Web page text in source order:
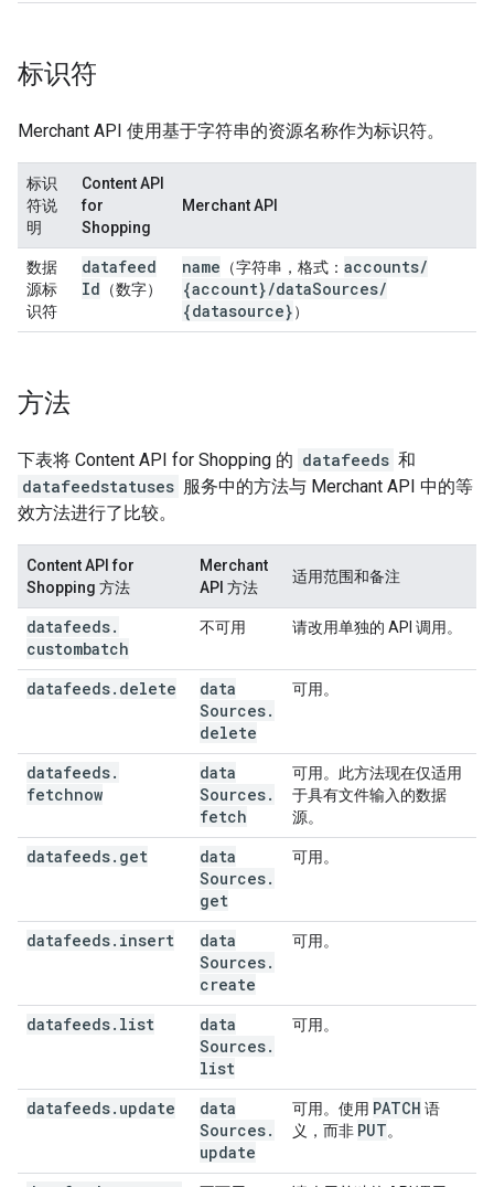
标识符
Merchant API 使用基于字符串的资源名称作为标识符。
标识
符说
明
Content API
for
Shopping
Merchant API
数据
源标
识符
datafeed
Id （数字）
name （字符串，格式： accounts/
{account}/dataSources/
{datasource}）
方法
下表将 Content API for Shopping 的 datafeeds 和
datafeedstatuses 服务中的方法与 Merchant API 中的等
效方法进行了比较。
Content API for
Shopping 方法
Merchant
API 方法
适用范围和备注
datafeeds.
custombatch
不可用 请改用单独的 API 调用。
datafeeds. delete
data
Sources.
delete
可用。
datafeeds.
fetchnow
data
Sources.
fetch
可用。此方法现在仅适用
于具有文件输入的数据
源。
datafeeds. get
data
Sources.
get
可用。
datafeeds. insert
data
Sources.
create
可用。
datafeeds. list
data
Sources.
list
可用。
datafeeds. update
data
Sources.
update
可用。使用 PATCH 语
义，而非 PUT。